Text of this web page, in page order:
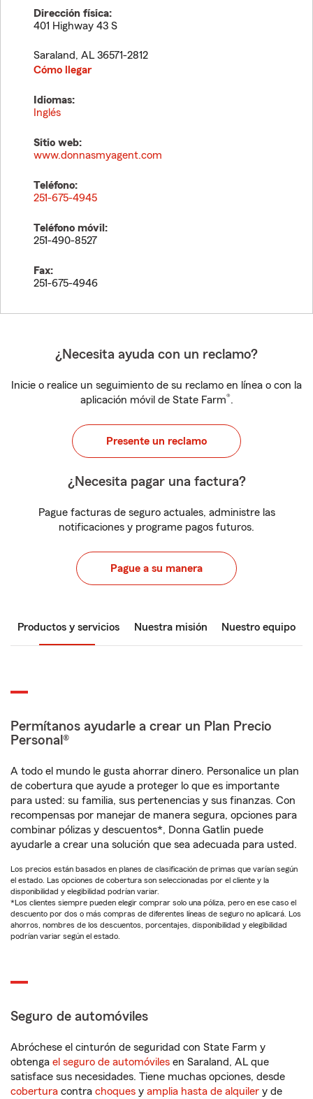
Dirección física:
401 Highway 43 S
Saraland, AL 36571-2812
Cómo llegar
Idiomas:
Inglés
Sitio web:
www.donnasmyagent.com
Teléfono:
251-675-4945
Teléfono móvil:
251-490-8527
Fax:
251-675-4946
¿Necesita ayuda con un reclamo?
Inicie o realice un seguimiento de su reclamo en línea o con la
aplicación móvil de State Farm®.
Presente un reclamo
¿Necesita pagar una factura?
Pague facturas de seguro actuales, administre las
notificaciones y programe pagos futuros.
Pague a su manera
Productos y servicios Nuestra misión Nuestro equipo
Permítanos ayudarle a crear un Plan Precio
Personal®
A todo el mundo le gusta ahorrar dinero. Personalice un plan
de cobertura que ayude a proteger lo que es importante
para usted: su familia, sus pertenencias y sus finanzas. Con
recompensas por manejar de manera segura, opciones para
combinar pólizas y descuentos*, Donna Gatlin puede
ayudarle a crear una solución que sea adecuada para usted.
Los precios están basados en planes de clasificación de primas que varían según
el estado. Las opciones de cobertura son seleccionadas por el cliente y la
disponibilidad y elegibilidad podrían variar.
*Los clientes siempre pueden elegir comprar solo una póliza, pero en ese caso el
descuento por dos o más compras de diferentes líneas de seguro no aplicará. Los
ahorros, nombres de los descuentos, porcentajes, disponibilidad y elegibilidad
podrían variar según el estado.
Seguro de automóviles
Abróchese el cinturón de seguridad con State Farm y
obtenga el seguro de automóviles en Saraland, AL que
satisface sus necesidades. Tiene muchas opciones, desde
cobertura contra choques y amplia hasta de alquiler y de